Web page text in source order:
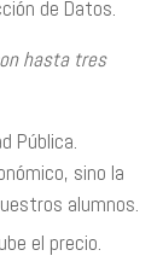
de Datos.
hasta tres
Pública.
sino la
alumnos.
el precio.